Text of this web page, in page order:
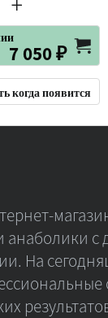
7 050 ₽
когда появится
анаболики с
На